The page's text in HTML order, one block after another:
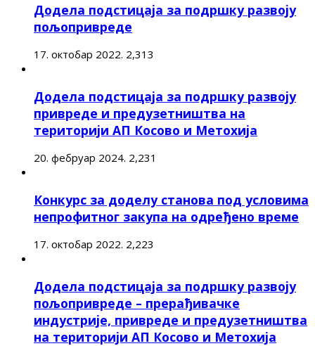
Додела подстицаја за подршку развоју
пољопривреде
17. октобар 2022. 2,313
Додела подстицаја за подршку развоју
привреде и предузетништва на
територији АП Косово и Метохија
20. фебруар 2024. 2,231
Конкурс за доделу станова под условима
непрофитног закупа на одређено време
17. октобар 2022. 2,223
Додела подстицаја за подршку развоју
пољопривреде – прерађивачке
индустрије, привреде и предузетништва
на територији АП Косово и Метохија